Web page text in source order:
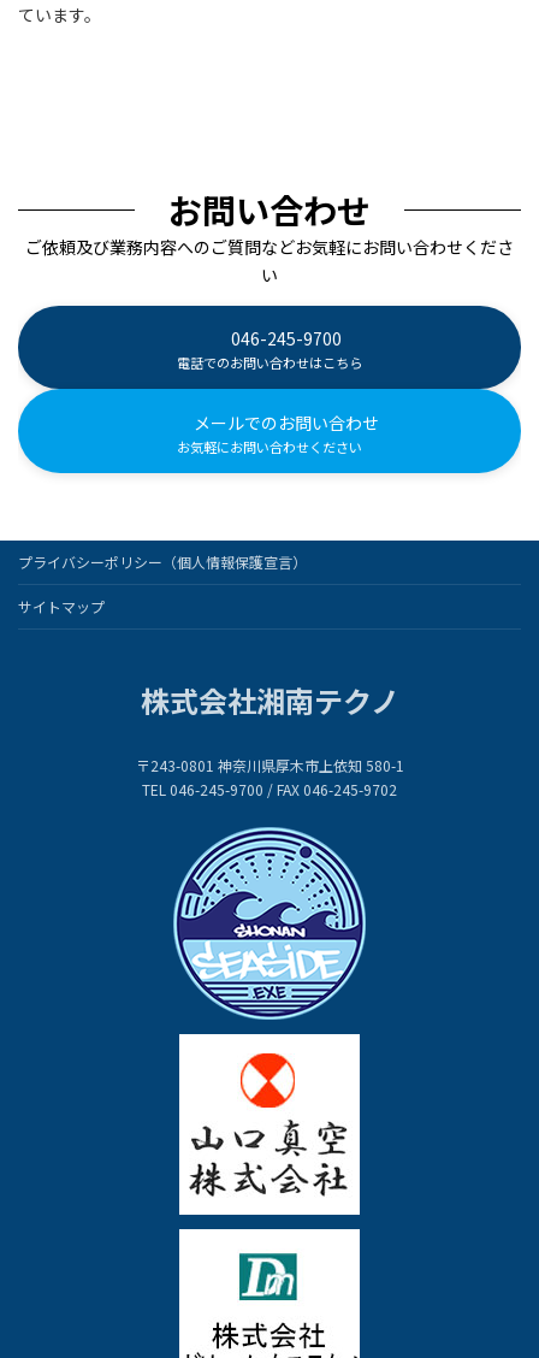
ています。
お問い合わせ
ご依頼及び業務内容へのご質問などお気軽にお問い合わせくださ
い
046-245-9700
電話でのお問い合わせはこちら
メールでのお問い合わせ
お気軽にお問い合わせください
プライバシーポリシー（個人情報保護宣言）
サイトマップ
株式会社湘南テクノ
〒243-0801 神奈川県厚木市上依知 580-1
TEL 046-245-9700 / FAX 046-245-9702